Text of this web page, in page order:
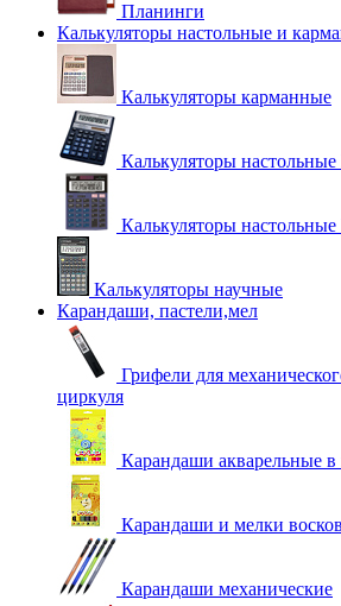
Планинги
Калькуляторы настольные и
Калькуляторы карманные
Калькуляторы
Калькуляторы
Калькуляторы научные
Карандаши, пастели,мел
Грифели для
циркуля
Карандаши акварельные в
Карандаши и мелки
Карандаши механические